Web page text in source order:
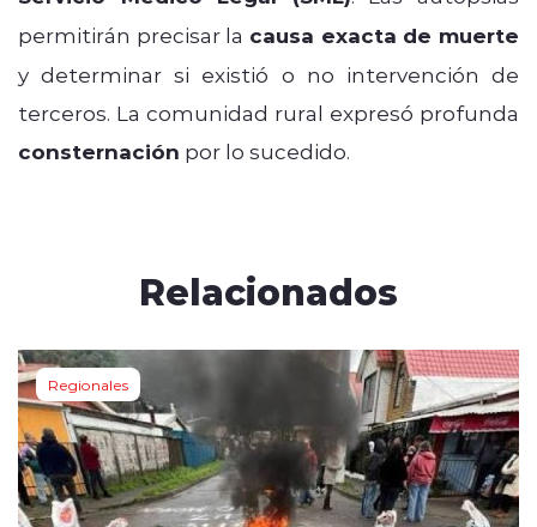
permitirán precisar la causa exacta de muerte
y determinar si existió o no intervención de
terceros. La comunidad rural expresó profunda
consternación por lo sucedido.
Relacionados
Regionales